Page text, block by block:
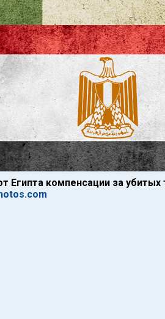
Египта компенсации за убитых